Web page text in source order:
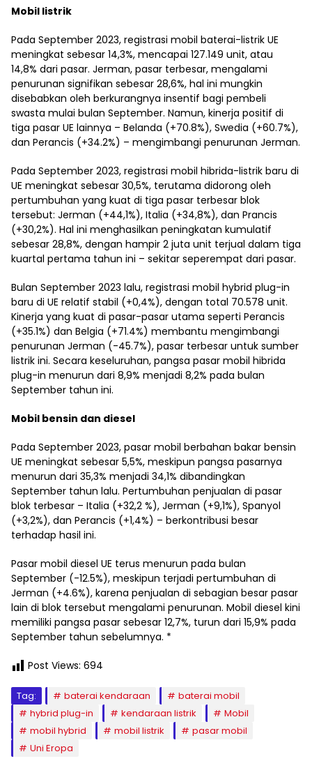
Mobil listrik
Pada September 2023, registrasi mobil baterai-listrik UE
meningkat sebesar 14,3%, mencapai 127.149 unit, atau
14,8% dari pasar. Jerman, pasar terbesar, mengalami
penurunan signifikan sebesar 28,6%, hal ini mungkin
disebabkan oleh berkurangnya insentif bagi pembeli
swasta mulai bulan September. Namun, kinerja positif di
tiga pasar UE lainnya – Belanda (+70.8%), Swedia (+60.7%),
dan Perancis (+34.2%) – mengimbangi penurunan Jerman.
Pada September 2023, registrasi mobil hibrida-listrik baru di
UE meningkat sebesar 30,5%, terutama didorong oleh
pertumbuhan yang kuat di tiga pasar terbesar blok
tersebut: Jerman (+44,1%), Italia (+34,8%), dan Prancis
(+30,2%). Hal ini menghasilkan peningkatan kumulatif
sebesar 28,8%, dengan hampir 2 juta unit terjual dalam tiga
kuartal pertama tahun ini – sekitar seperempat dari pasar.
Bulan September 2023 lalu, registrasi mobil hybrid plug-in
baru di UE relatif stabil (+0,4%), dengan total 70.578 unit.
Kinerja yang kuat di pasar-pasar utama seperti Perancis
(+35.1%) dan Belgia (+71.4%) membantu mengimbangi
penurunan Jerman (-45.7%), pasar terbesar untuk sumber
listrik ini. Secara keseluruhan, pangsa pasar mobil hibrida
plug-in menurun dari 8,9% menjadi 8,2% pada bulan
September tahun ini.
Mobil bensin dan diesel
Pada September 2023, pasar mobil berbahan bakar bensin
UE meningkat sebesar 5,5%, meskipun pangsa pasarnya
menurun dari 35,3% menjadi 34,1% dibandingkan
September tahun lalu. Pertumbuhan penjualan di pasar
blok terbesar – Italia (+32,2 %), Jerman (+9,1%), Spanyol
(+3,2%), dan Perancis (+1,4%) – berkontribusi besar
terhadap hasil ini.
Pasar mobil diesel UE terus menurun pada bulan
September (-12.5%), meskipun terjadi pertumbuhan di
Jerman (+4.6%), karena penjualan di sebagian besar pasar
lain di blok tersebut mengalami penurunan. Mobil diesel kini
memiliki pangsa pasar sebesar 12,7%, turun dari 15,9% pada
September tahun sebelumnya. *
Post Views: 694
Tag: baterai kendaraan
baterai mobil
hybrid plug-in
kendaraan listrik
Mobil
mobil hybrid
mobil listrik
pasar mobil
Uni Eropa